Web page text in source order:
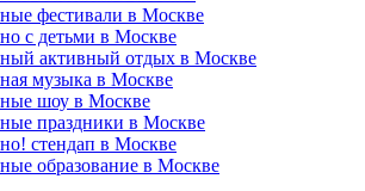
фестивали в Москве
с детьми в Москве
активный отдых в Москве
музыка в Москве
шоу в Москве
праздники в Москве
стендап в Москве
образование в Москве